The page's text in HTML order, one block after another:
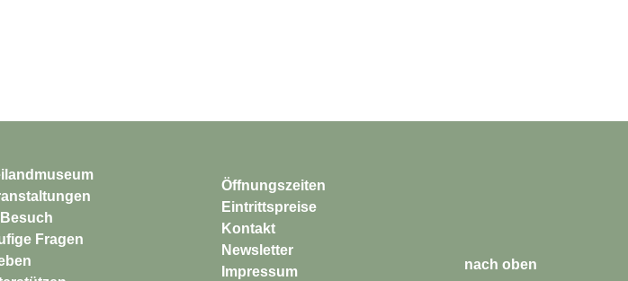
Besuch
Fragen
Öffnungszeiten
Eintrittspreise
Kontakt
Newsletter
Impressum
nach oben